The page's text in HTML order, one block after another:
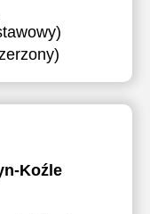
Koźle